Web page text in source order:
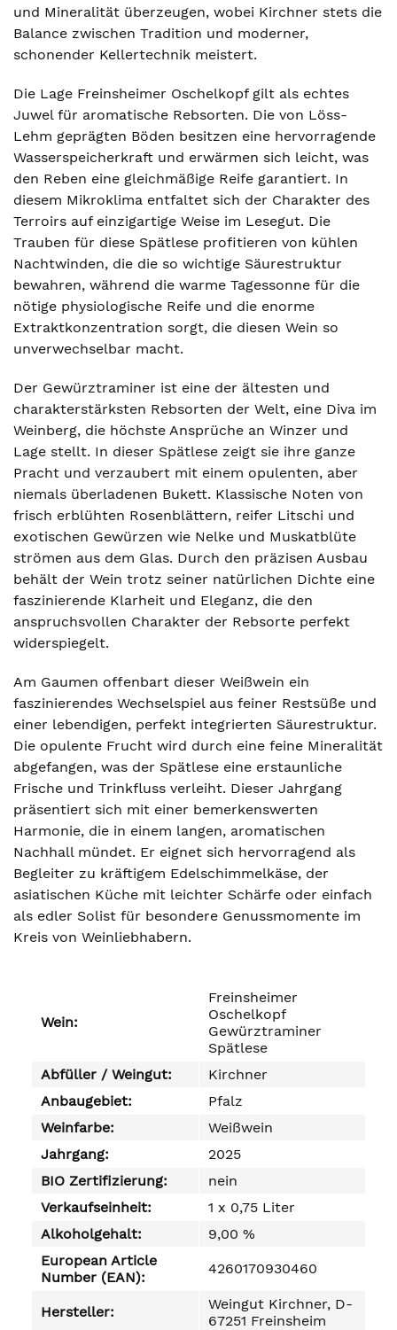
und Mineralität überzeugen, wobei Kirchner stets die
Balance zwischen Tradition und moderner,
schonender Kellertechnik meistert.
Die Lage Freinsheimer Oschelkopf gilt als echtes
Juwel für aromatische Rebsorten. Die von Löss-
Lehm geprägten Böden besitzen eine hervorragende
Wasserspeicherkraft und erwärmen sich leicht, was
den Reben eine gleichmäßige Reife garantiert. In
diesem Mikroklima entfaltet sich der Charakter des
Terroirs auf einzigartige Weise im Lesegut. Die
Trauben für diese Spätlese profitieren von kühlen
Nachtwinden, die die so wichtige Säurestruktur
bewahren, während die warme Tagessonne für die
nötige physiologische Reife und die enorme
Extraktkonzentration sorgt, die diesen Wein so
unverwechselbar macht.
Der Gewürztraminer ist eine der ältesten und
charakterstärksten Rebsorten der Welt, eine Diva im
Weinberg, die höchste Ansprüche an Winzer und
Lage stellt. In dieser Spätlese zeigt sie ihre ganze
Pracht und verzaubert mit einem opulenten, aber
niemals überladenen Bukett. Klassische Noten von
frisch erblühten Rosenblättern, reifer Litschi und
exotischen Gewürzen wie Nelke und Muskatblüte
strömen aus dem Glas. Durch den präzisen Ausbau
behält der Wein trotz seiner natürlichen Dichte eine
faszinierende Klarheit und Eleganz, die den
anspruchsvollen Charakter der Rebsorte perfekt
widerspiegelt.
Am Gaumen offenbart dieser Weißwein ein
faszinierendes Wechselspiel aus feiner Restsüße und
einer lebendigen, perfekt integrierten Säurestruktur.
Die opulente Frucht wird durch eine feine Mineralität
abgefangen, was der Spätlese eine erstaunliche
Frische und Trinkfluss verleiht. Dieser Jahrgang
präsentiert sich mit einer bemerkenswerten
Harmonie, die in einem langen, aromatischen
Nachhall mündet. Er eignet sich hervorragend als
Begleiter zu kräftigem Edelschimmelkäse, der
asiatischen Küche mit leichter Schärfe oder einfach
als edler Solist für besondere Genussmomente im
Kreis von Weinliebhabern.
Wein:
Freinsheimer
Oschelkopf
Gewürztraminer
Spätlese
Abfüller / Weingut:
Kirchner
Anbaugebiet:
Pfalz
Weinfarbe:
Weißwein
Jahrgang:
2025
BIO Zertifizierung:
nein
Verkaufseinheit:
1 x 0,75 Liter
Alkoholgehalt:
9,00 %
European Article
Number (EAN):
4260170930460
Hersteller:
Weingut Kirchner, D-
67251 Freinsheim